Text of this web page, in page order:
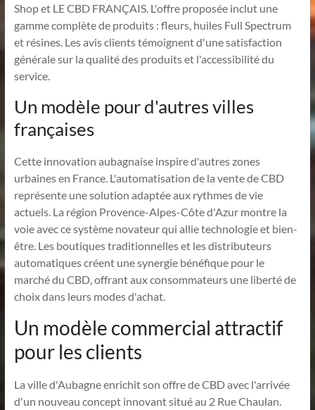
Shop et LE CBD FRANÇAIS. L'offre proposée inclut une
gamme complète de produits : fleurs, huiles Full Spectrum
et résines. Les avis clients témoignent d'une satisfaction
générale sur la qualité des produits et l'accessibilité du
service.
Un modèle pour d'autres villes
françaises
Cette innovation aubagnaise inspire d'autres zones
urbaines en France. L'automatisation de la vente de CBD
représente une solution adaptée aux rythmes de vie
actuels. La région Provence-Alpes-Côte d'Azur montre la
voie avec ce système novateur qui allie technologie et bien-
être. Les boutiques traditionnelles et les distributeurs
automatiques créent une synergie bénéfique pour le
marché du CBD, offrant aux consommateurs une liberté de
choix dans leurs modes d'achat.
Un modèle commercial attractif
pour les clients
La ville d'Aubagne enrichit son offre de CBD avec l'arrivée
d'un nouveau concept innovant situé au 2 Rue Chaulan.